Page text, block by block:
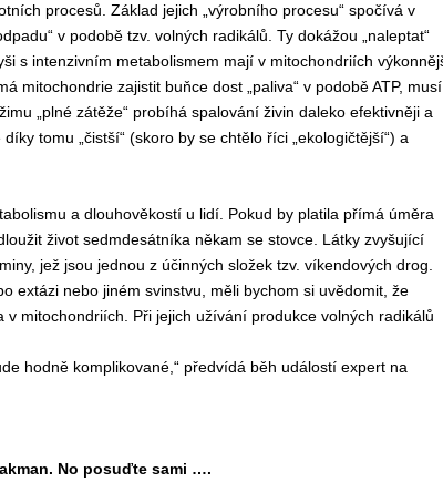
procesů. Základ jejich „výrobního procesu“ spočívá v
v podobě tzv. volných radikálů. Ty dokážou „naleptat“
s intenzivním metabolismem mají v mitochondriích
mitochondrie zajistit buňce dost „paliva“ v podobě ATP, musí
„plné zátěže“ probíhá spalování živin daleko efektivněji a
tomu „čistší“ (skoro by se chtělo říci „ekologičtější“) a
a dlouhověkostí u lidí. Pokud by platila přímá úměra
život sedmdesátníka někam se stovce. Látky zvyšující
jež jsou jednou z účinných složek tzv. víkendových drog.
extázi nebo jiném svinstvu, měli bychom si uvědomit, že
mitochondriích. Při jejich užívání produkce volných radikálů
hodně komplikované,“ předvídá běh událostí expert na
No posuďte sami ….